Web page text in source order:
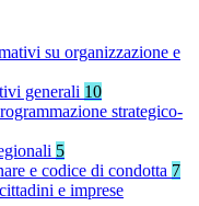
su organizzazione e
generali 10
strategico-
5
e codice di condotta 7
e imprese